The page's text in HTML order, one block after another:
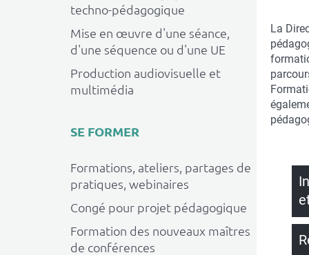
techno-pédagogique
Mise en œuvre d'une séance,
d'une séquence ou d'une UE
Production audiovisuelle et
multimédia
SE FORMER
Formations, ateliers, partages de
pratiques, webinaires
Congé pour projet pédagogique
Formation des nouveaux maîtres
de conférences
La